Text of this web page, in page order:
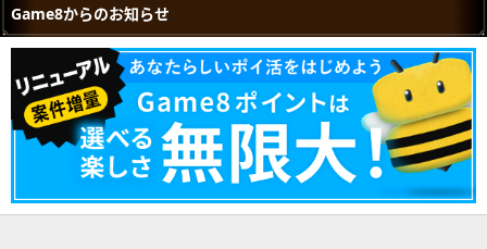
Game8からのお知らせ